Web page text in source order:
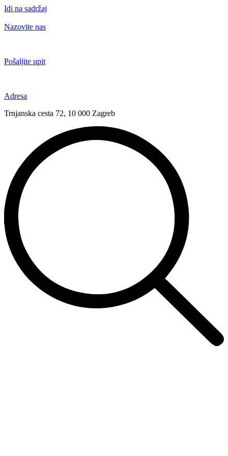
Idi na sadržaj
Nazovite nas
Pošaljite upit
Adresa
Trnjanska cesta 72, 10 000 Zagreb